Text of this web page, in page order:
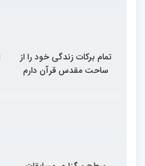
تمام برکات زندگی خود را از
ساحت مقدس قرآن دارم